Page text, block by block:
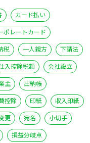
カード払い
ポレートカード
税 一人親方
下請法
入控除税額
会社設立
主
出納帳
控除 印紙
収入印紙
更 宛名
小切手
損益分岐点